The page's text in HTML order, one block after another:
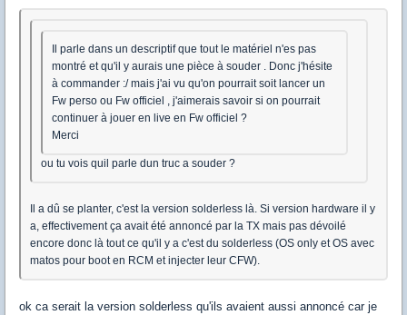
Il parle dans un descriptif que tout le matériel n'es pas
montré et qu'il y aurais une pièce à souder . Donc j'hésite
à commander :/ mais j'ai vu qu'on pourrait soit lancer un
Fw perso ou Fw officiel , j'aimerais savoir si on pourrait
continuer à jouer en live en Fw officiel ?
Merci
ou tu vois quil parle dun truc a souder ?
Il a dû se planter, c'est la version solderless là. Si version hardware il y
a, effectivement ça avait été annoncé par la TX mais pas dévoilé
encore donc là tout ce qu'il y a c'est du solderless (OS only et OS avec
matos pour boot en RCM et injecter leur CFW).
ok ca serait la version solderless qu'ils avaient aussi annoncé car je